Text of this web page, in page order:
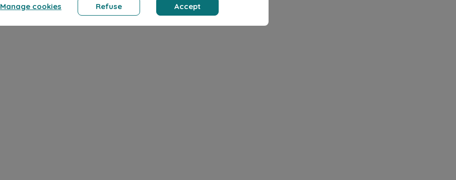
Manage cookies Refuse Accept